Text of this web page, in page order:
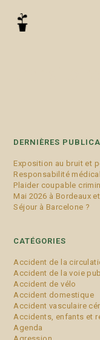
DERNIÈRES
Exposition au bruit et
Responsabilité
Plaider coupable
Mai 2026 à Bordeaux
Séjour à Barcelone ?
CATÉGORIES
Accident de la
Accident de la voie
Accident de vélo
Accident domestique
Accident vasculaire
Accidents, enfants et
Agenda